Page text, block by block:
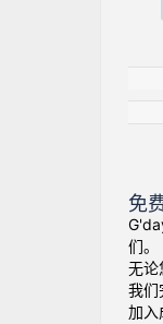
免
们。
无论
我们
加入